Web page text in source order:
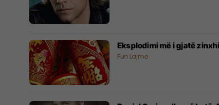
Eksplodimi më i gjatë
Fun Lajme